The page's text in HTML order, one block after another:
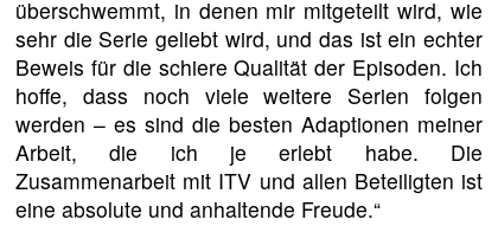
überschwemmt, in denen mir mitgeteilt wird, wie
sehr die Serie geliebt wird, und das ist ein echter
Beweis für die schiere Qualität der Episoden. Ich
hoffe, dass noch viele weitere Serien folgen
werden – es sind die besten Adaptionen meiner
Arbeit, die ich je erlebt habe. Die
Zusammenarbeit mit ITV und allen Beteiligten ist
eine absolute und anhaltende Freude.“